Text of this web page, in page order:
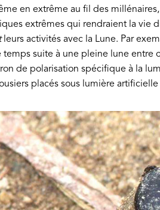
en extrême au fil des
extrêmes qui rendraient la vie
leurs activités avec la Lune. Par
temps suite à une pleine lune entre
de polarisation spécifique à la
placés sous lumière